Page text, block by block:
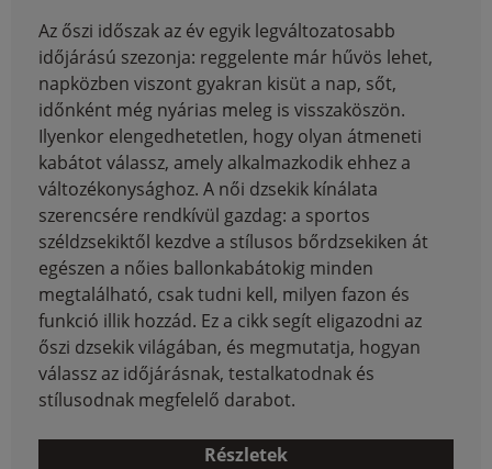
Az őszi időszak az év egyik legváltozatosabb
időjárású szezonja: reggelente már hűvös lehet,
napközben viszont gyakran kisüt a nap, sőt,
időnként még nyárias meleg is visszaköszön.
Ilyenkor elengedhetetlen, hogy olyan átmeneti
kabátot válassz, amely alkalmazkodik ehhez a
változékonysághoz. A női dzsekik kínálata
szerencsére rendkívül gazdag: a sportos
széldzsekiktől kezdve a stílusos bőrdzsekiken át
egészen a nőies ballonkabátokig minden
megtalálható, csak tudni kell, milyen fazon és
funkció illik hozzád. Ez a cikk segít eligazodni az
őszi dzsekik világában, és megmutatja, hogyan
válassz az időjárásnak, testalkatodnak és
stílusodnak megfelelő darabot.
Részletek